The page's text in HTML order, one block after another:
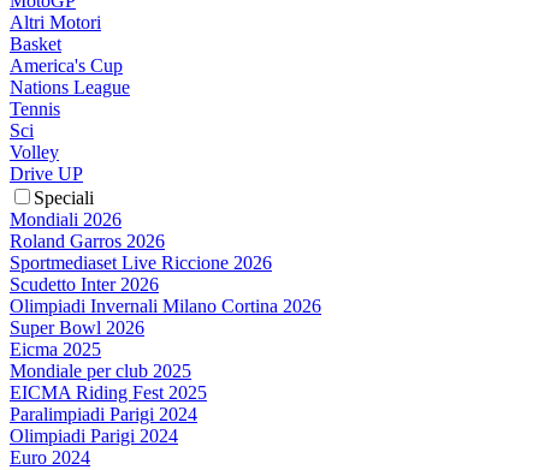
Altri Motori
Basket
America's Cup
Nations League
Tennis
Sci
Volley
Drive UP
Speciali
Mondiali 2026
Roland Garros 2026
Sportmediaset Live Riccione 2026
Scudetto Inter 2026
Olimpiadi Invernali Milano Cortina 2026
Super Bowl 2026
Eicma 2025
Mondiale per club 2025
EICMA Riding Fest 2025
Paralimpiadi Parigi 2024
Olimpiadi Parigi 2024
Euro 2024